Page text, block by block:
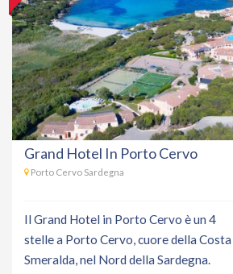
Grand Hotel In Porto Cervo
Porto Cervo Sardegna
Il Grand Hotel in Porto Cervo è un 4
stelle a Porto Cervo, cuore della Costa
Smeralda, nel Nord della Sardegna.